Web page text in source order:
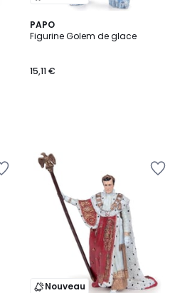
PAPO
Figurine Golem de glace
15,11 €
Nouveau